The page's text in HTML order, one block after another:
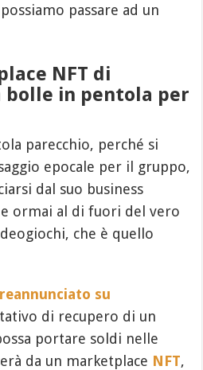
possiamo passare ad un
NFT di
bolle in pentola per
parecchio, perché si
epocale per il gruppo,
dal suo business
ormai al di fuori del vero
che è quello
su
di recupero di un
portare soldi nelle
da un marketplace NFT,